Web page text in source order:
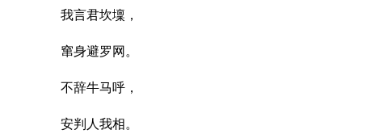
我言君坎壈，
窜身避罗网。
不辞牛马呼，
安判人我相。